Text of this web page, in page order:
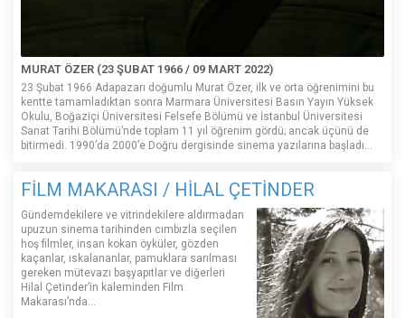
MURAT ÖZER (23 ŞUBAT 1966 / 09 MART 2022)
23 Şubat 1966 Adapazarı doğumlu Murat Özer, ilk ve orta öğrenimini bu
kentte tamamladıktan sonra Marmara Üniversitesi Basın Yayın Yüksek
Okulu, Boğaziçi Üniversitesi Felsefe Bölümü ve İstanbul Üniversitesi
Sanat Tarihi Bölümü’nde toplam 11 yıl öğrenim gördü; ancak üçünü de
bitirmedi. 1990’da 2000’e Doğru dergisinde sinema yazılarına başladı...
FİLM MAKARASI / HİLAL ÇETİNDER
Gündemdekilere ve vitrindekilere aldırmadan
upuzun sinema tarihinden cımbızla seçilen
hoş filmler, insan kokan öyküler, gözden
kaçanlar, ıskalananlar, pamuklara sarılması
gereken mütevazı başyapıtlar ve diğerleri
Hilal Çetinder’in kaleminden Film
Makarası’nda…